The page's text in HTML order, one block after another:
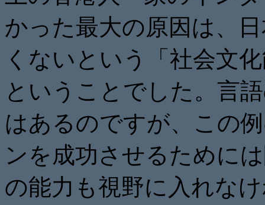
かった最大の原因は、
くないという「社会文
ということでした。言
はあるのですが、この
ンを成功させるために
の能力も視野に入れな